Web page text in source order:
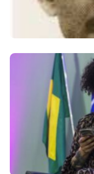
Neon Cunha,
Direitos Da